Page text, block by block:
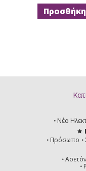
Νέο
Πρόσωπο
Ασετόν